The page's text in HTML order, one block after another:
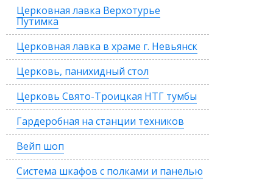
Церковная лавка Верхотурье
Путимка
Церковная лавка в храме г. Невьянск
Церковь, панихидный стол
Церковь Свято-Троицкая НТГ тумбы
Гардеробная на станции техников
Вейп шоп
Система шкафов с полками и панелью